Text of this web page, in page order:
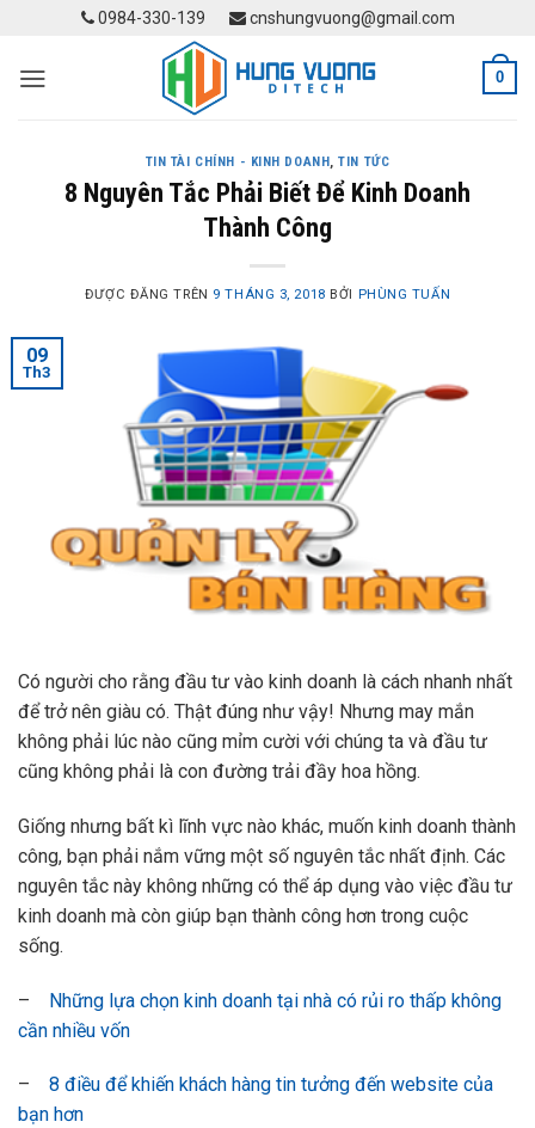
content
0984-330-139 cnshungvuong@gmail.com
0
TIN TÀI CHÍNH - KINH DOANH,TIN TỨC
8 Nguyên Tắc Phải Biết Để Kinh Doanh
Thành Công
ĐƯỢC ĐĂNG TRÊN 9 THÁNG 3, 2018 BỞI PHÙNG TUẤN
09
Th3
Có người cho rằng đầu tư vào kinh doanh là cách nhanh nhất
để trở nên giàu có. Thật đúng như vậy! Nhưng may mắn
không phải lúc nào cũng mỉm cười với chúng ta và đầu tư
cũng không phải là con đường trải đầy hoa hồng.
Giống nhưng bất kì lĩnh vực nào khác, muốn kinh doanh thành
công, bạn phải nắm vững một số nguyên tắc nhất định. Các
nguyên tắc này không những có thể áp dụng vào việc đầu tư
kinh doanh mà còn giúp bạn thành công hơn trong cuộc
sống.
– Những lựa chọn kinh doanh tại nhà có rủi ro thấp không
cần nhiều vốn
– 8 điều để khiến khách hàng tin tưởng đến website của
bạn hơn